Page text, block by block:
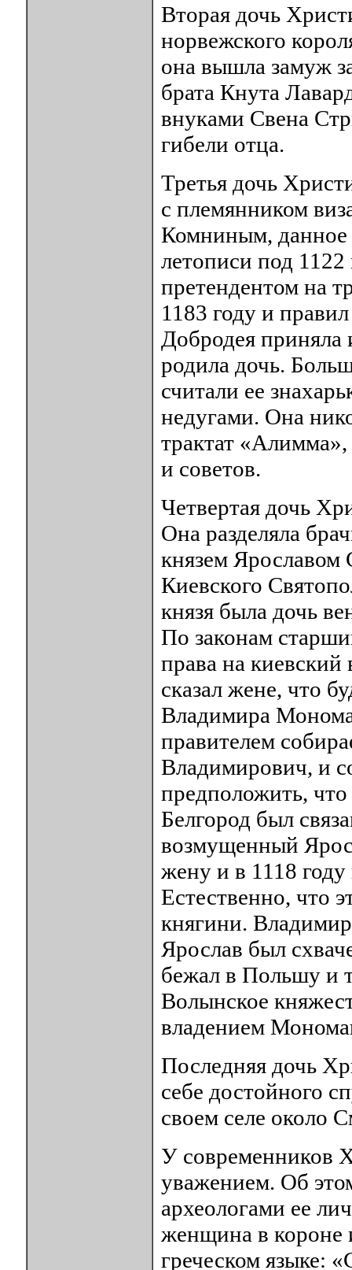
Вторая дочь
норвежского
она вышла замуж
брата Кнута
внуками Свена
гибели отца.
Третья дочь
с племянником
Комниным, данное
летописи под
претендентом на
1183 году и
Добродея приняла
родила дочь.
считали ее
недугами. Она
трактат
и советов.
Четвертая дочь
Она разделяла
князем Ярославом
Киевского
князя была дочь
По законам
права на киевский
сказал жене, что
Владимира
правителем
Владимирович, и
предположить, что
Белгород был
возмущенный
жену и в 1118
Естественно, что
княгини.
Ярослав был
бежал в Польшу и
Волынское
владением
Последняя дочь
себе достойного
своем селе около
У современников
уважением. Об
археологами ее
женщина в короне
греческом языке: